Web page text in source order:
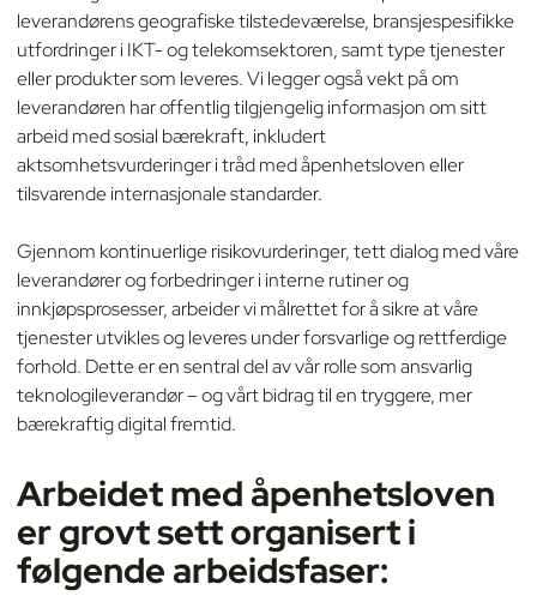
leverandørens geografiske tilstedeværelse, bransjespesifikke
utfordringer i IKT- og telekomsektoren, samt type tjenester
eller produkter som leveres. Vi legger også vekt på om
leverandøren har offentlig tilgjengelig informasjon om sitt
arbeid med sosial bærekraft, inkludert
aktsomhetsvurderinger i tråd med åpenhetsloven eller
tilsvarende internasjonale standarder.
Gjennom kontinuerlige risikovurderinger, tett dialog med våre
leverandører og forbedringer i interne rutiner og
innkjøpsprosesser, arbeider vi målrettet for å sikre at våre
tjenester utvikles og leveres under forsvarlige og rettferdige
forhold. Dette er en sentral del av vår rolle som ansvarlig
teknologileverandør – og vårt bidrag til en tryggere, mer
bærekraftig digital fremtid.
Arbeidet med åpenhetsloven
er grovt sett organisert i
følgende arbeidsfaser: